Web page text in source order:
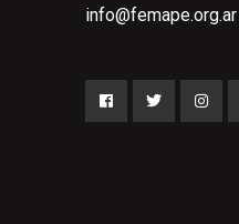
info@femape.org.ar